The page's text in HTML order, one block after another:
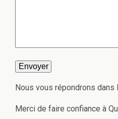
Nous vous répondrons
Merci de faire confiance à